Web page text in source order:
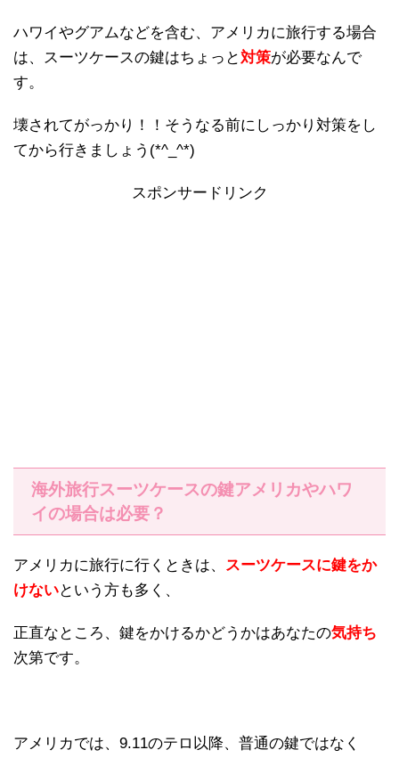
ハワイやグアムなどを含む、アメリカに旅行する場合
は、スーツケースの鍵はちょっと対策が必要なんで
す。
壊されてがっかり！！そうなる前にしっかり対策をし
てから行きましょう(*^_^*)
スポンサードリンク
海外旅行スーツケースの鍵アメリカやハワ
イの場合は必要？
アメリカに旅行に行くときは、
スーツケースに鍵をか
けないという方も多く、
正直なところ、鍵をかけるかどうかはあなたの気持ち
次第です。
アメリカでは、9.11のテロ以降、普通の鍵ではなく